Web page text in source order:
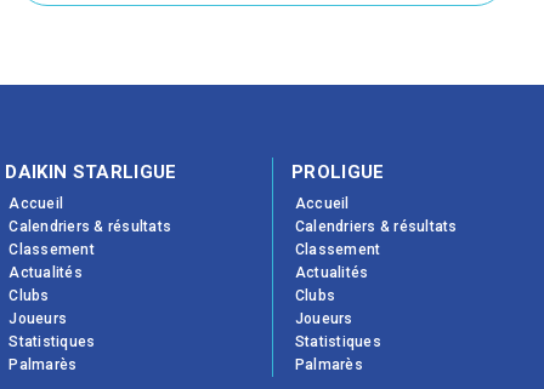
DAIKIN STARLIGUE
Accueil
Calendriers & résultats
Classement
Actualités
Clubs
Joueurs
Statistiques
Palmarès
PROLIGUE
Accueil
Calendriers & résultats
Classement
Actualités
Clubs
Joueurs
Statistiques
Palmarès